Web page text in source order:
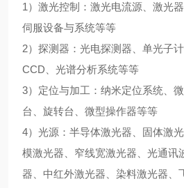
1 ） 激光控制 ： 激光电流源 激光器
伺服设备与系统等等
2） 探测器 ： 光电探测器 单光子计
CCD 光谱分析系统等等
3） 定位与加工 ： 纳米定位系统 微
台
旋转台 微型操作器等等
4） 光源 ： 半导体激光器 固体激光
模激光器 窄线宽激光器 光通讯
器
中红外激光器 染料激光器